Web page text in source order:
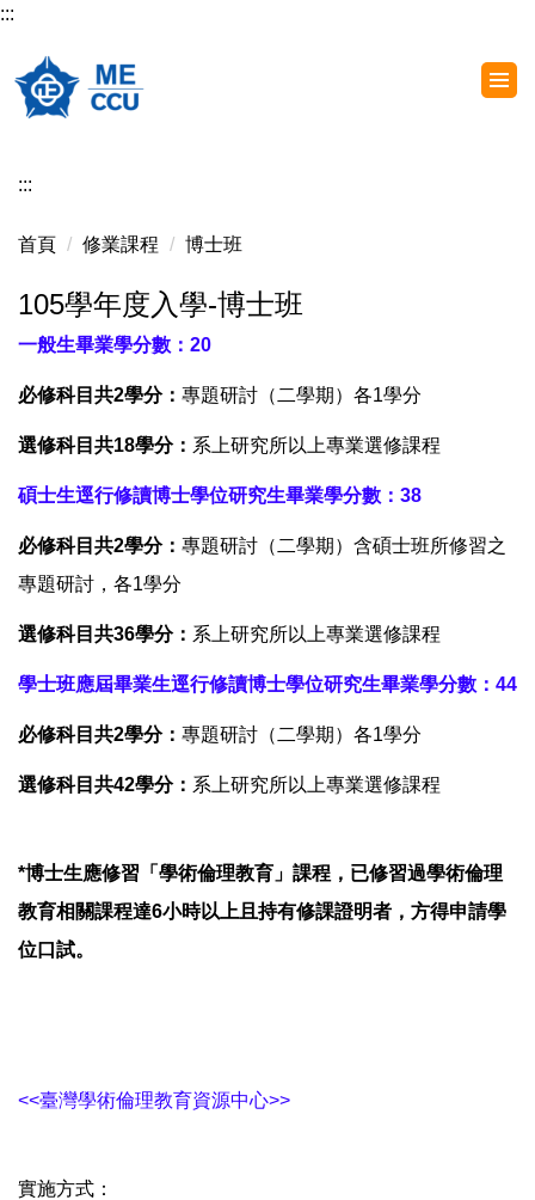
跳
主
要
區
:::
:::
首頁 修業課程 博士班
105學年度入學-博士班
一般生畢業學分數：20
必修科目共2學分： 專題研討（二學期）各1學分
選修科目共18學分： 系上研究所以上專業選修課程
碩士生逕行修讀博士學位研究生畢業學分數：38
必修科目共2學分： 專題研討（二學期）含碩士班所修習之
專題研討，各1學分
選修科目共36學分： 系上研究所以上專業選修課程
學士班應屆畢業生逕行修讀博士學位研究生畢業學分數：44
必修科目共2學分： 專題研討（二學期）各1學分
選修科目共42學分： 系上研究所以上專業選修課程
*博士生應修習「學術倫理教育」課程，已修習過學術倫理
教育相關課程達6小時以上且持有修課證明者，方得申請學
位口試。
<<臺灣學術倫理教育資源中心>>
實施方式：